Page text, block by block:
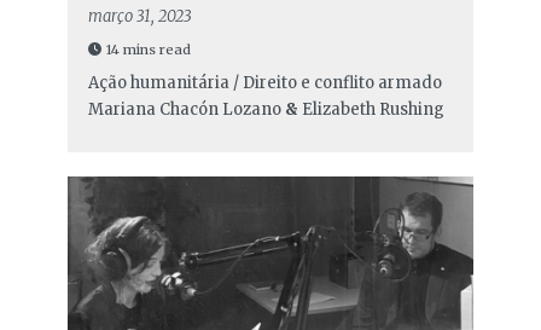
março 31, 2023
14 mins read
Ação humanitária / Direito e conflito armado
Mariana Chacón Lozano& Elizabeth Rushing